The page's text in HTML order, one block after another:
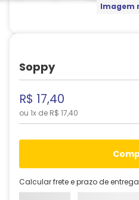
Imagem
Soppy
R$ 17,40
ou 1x de R$ 17,40
Calcular frete e prazo de entrega